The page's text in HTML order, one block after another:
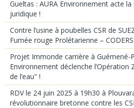
Gueltas : AURA Environnement acte
juridique !
Contre l’usine à poubelles CSR de
Fumée rouge Prolétarienne –
Projet Immonde carrière à Guémené-
Environnement déclenche
de l’eau" !
RDV le 24 juin 2025 à 19h30 à
révolutionnaire bretonne contre les